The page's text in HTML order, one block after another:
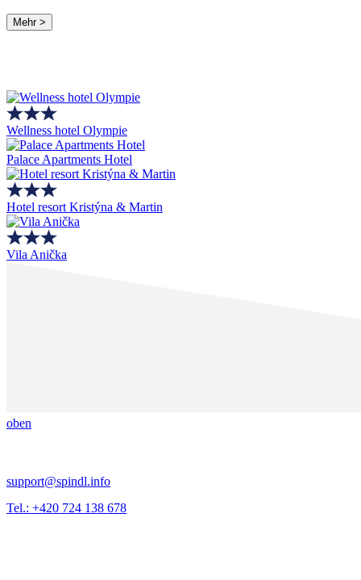
Mehr >
Wellness hotel Olympie
Palace Apartments Hotel
Hotel resort Kristýna & Martin
Vila Anička
oben
support@spindl.info
Tel.: +420 724 138 678